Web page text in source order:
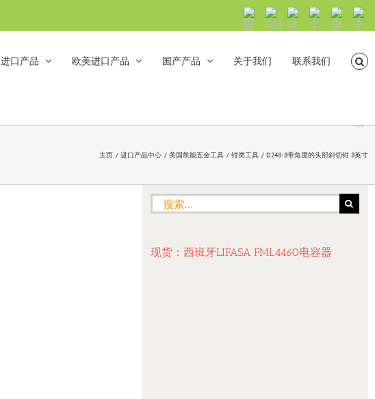
阿
里
沟
QQ
交
微
信
号：
shanhehairong
上
海
海
微
信
手
机
览
直
接
口产品 欧美进口产品 国产产品 关于我们 联系我们
主页 进口产品中心 美国凯能五金工具 钳类工具 D248-8带角度的头部斜切钳 8英寸
搜
索：
现货：西班牙LIFASA FML4460电容器